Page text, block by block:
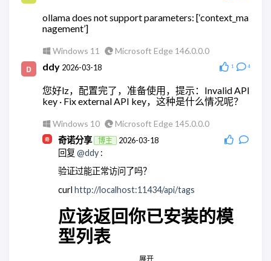
可以试试微信官方的claude机器人。
Windows 11 Chrome 148.0.0.0
wodty2026-05-28
有相关教学么，查了全都是ai。单纯消耗token太贵
了
Windows 11 Microsoft Edge 148.0.0.0
wodty2026-05-28
回复@奇诺分享
有相关教学么，查了全都是ai。单纯消耗token太贵
Windows 11
Microsoft Edge 148.0.0.0
奇诺分享
博主 2026-05-28
回复@wodty:
应该没有，都是集成大模型的。
ollama does not support parameters: [‘context_ma
nagement’]
Windows 11 Microsoft Edge 146.0.0.0
ddy 2026-03-18 1 4
您好lz，配置完了，准备使用，提示：Invalid API
key · Fix external API key，这种是什么情况呢？
Windows 10
Microsoft Edge 145.0.0.0
奇诺分享
博主 2026-03-18
回复 @ddy :
验证过能正常访问了吗？
curl http://localhost:11434/api/tags
应该返回你已安装的模
型列表
展开